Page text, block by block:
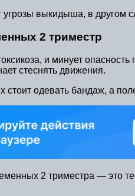
угрозы выкидыша, в другом
2 триместр
и минует
стеснять движения.
стоит одевать бандаж, а
2 триместра — это